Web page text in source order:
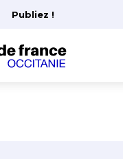
Publiez !